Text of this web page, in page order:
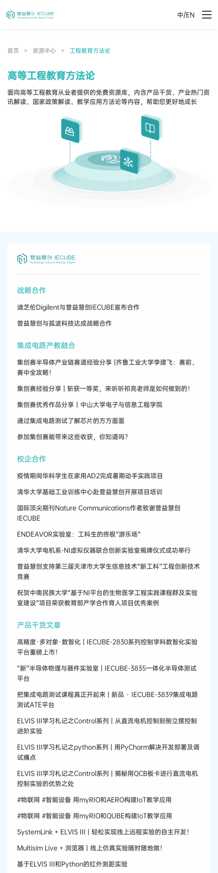
中/EN
首页 > 资源中心 > 工程教育方法论
高等工程教育方法论
面向高等工程教育从业者提供的免费资源库，内含产品干货、产业热门资
讯解读、国家政策解读、教学应用方法论等内容，帮助您更好地成长
战略合作
迪芝伦Digilent与曾益慧创IECUBE宣布合作
曾益慧创与孤波科技达成战略合作
集成电路产教融合
集创赛半导体产业链赛道经验分享 |齐鲁工业大学李建飞：赛前、
赛中全攻略！
集创赛经验分享 | 斩获一等奖，来听听祁亮老师是如何做到的！
集创赛优秀作品分享丨中山大学电子与信息工程学院
通过集成电路测试了解芯片的方方面面
参加集创赛能带来这些收获，你知道吗？
校企合作
疫情期间华科学生在家用AD2完成暑期动手实践项目
清华大学基础工业训练中心赴曾益慧创开展项目培训
国际顶尖期刊Nature Communications作者致谢曾益慧创
IECUBE
ENDEAVOR实验室：工科生的终极“游乐场”
清华大学电机系-NI虚拟仪器联合创新实验室揭牌仪式成功举行
曾益慧创支持第三届天津市大学生信息技术“新工科”工程创新技术
竞赛
祝贺中南民族大学“基于NI平台的生物医学工程实践课程群及实验
室建设”项目荣获教育部产学合作育人项目优秀案例
产品干货文章
高精度·多对象·数智化 | IECUBE-2830系列控制学科数智化实验
平台重磅上市！
“新”半导体物理与器件实验室 | IECUBE-3835一体化半导体测试
平台
把集成电路测试课程真正开起来 | 新品 · IECUBE-3839集成电路
测试ATE平台
ELVIS III学习札记之Control系列 | 从直流电机控制到倒立摆控制
进阶实验
ELVIS III学习札记之python系列 | 用PyCharm解决开发部署及调
试痛点
ELVIS III学习札记之Control系列 | 揭秘用QCB板卡进行直流电机
控制实验的优势之处
#物联网 #智能设备 用myRIO和AERO构建IoT教学应用
#物联网 #智能设备 用myRIO和QUBE构建IoT教学应用
SystemLink + ELVIS III | 轻松实现线上远程实验的自主开发！
Multisim Live + 浏览器 | 线上仿真实验随时随地做！
基于ELVIS III和Python的红外测距实验